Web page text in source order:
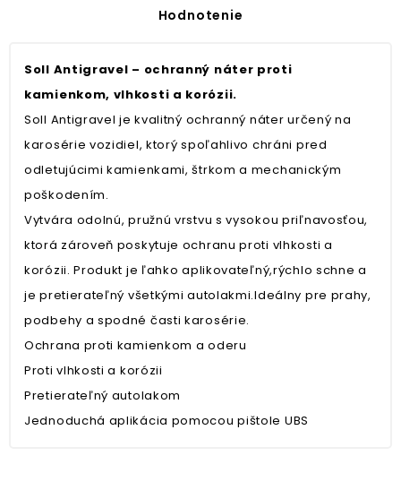
Hodnotenie
Soll Antigravel – ochranný náter proti
kamienkom, vlhkosti a korózii.
Soll Antigravel je kvalitný ochranný náter určený na
karosérie vozidiel, ktorý spoľahlivo chráni pred
odletujúcimi kamienkami, štrkom a mechanickým
poškodením.
Vytvára odolnú, pružnú vrstvu s vysokou priľnavosťou,
ktorá zároveň poskytuje ochranu proti vlhkosti a
korózii. Produkt je ľahko aplikovateľný,rýchlo schne a
je pretierateľný všetkými autolakmi.Ideálny pre prahy,
podbehy a spodné časti karosérie.
Ochrana proti kamienkom a oderu
Proti vlhkosti a korózii
Pretierateľný autolakom
Jednoduchá aplikácia pomocou pištole UBS